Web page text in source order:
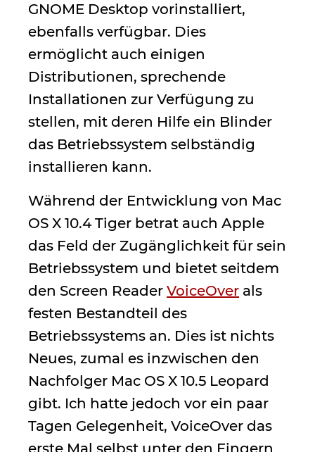
GNOME Desktop vorinstalliert,
ebenfalls verfügbar. Dies
ermöglicht auch einigen
Distributionen, sprechende
Installationen zur Verfügung zu
stellen, mit deren Hilfe ein Blinder
das Betriebssystem selbständig
installieren kann.
Während der Entwicklung von Mac
OS X 10.4 Tiger betrat auch Apple
das Feld der Zugänglichkeit für sein
Betriebssystem und bietet seitdem
den Screen Reader VoiceOver als
festen Bestandteil des
Betriebssystems an. Dies ist nichts
Neues, zumal es inzwischen den
Nachfolger Mac OS X 10.5 Leopard
gibt. Ich hatte jedoch vor ein paar
Tagen Gelegenheit, VoiceOver das
erste Mal selbst unter den Fingern